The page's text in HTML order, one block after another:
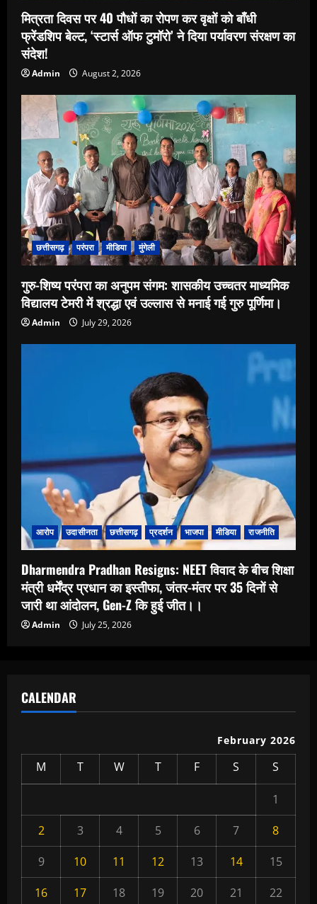
मित्रता दिवस पर 40 पौधों का रोपण कर वृक्षों को बाँधी
फ्रेंडशिप बेल्ट, ‘स्टार्स ऑफ टुमॉरो’ ने दिया पर्यावरण संरक्षण का
संदेश!
Admin August 2, 2026
छत्तीसगढ़ परंपरा मीडिया मुंगेली
गुरु-शिष्य परंपरा का अनुपम संगम: शासकीय उच्चतर माध्यमिक
विद्यालय टेमरी में श्रद्धा एवं उल्लास से मनाई गई गुरु पूर्णिमा।
Admin July 29, 2026
आरोप उदासीनता छत्तीसगढ़ प्रदर्शन भाजपा मीडिया राजनीति
Dharmendra Pradhan Resigns: NEET विवाद के बीच शिक्षा
मंत्री धर्मेंद्र प्रधान का इस्तीफा, जंतर-मंतर पर 35 दिनों से
जारी था आंदोलन, Gen-Z कि हुई जीत।।
Admin July 25, 2026
CALENDAR
February 2026
M T W T F S S
1
2
3 4 5 6 7
8
9
10 11 12 13 14
15
16
17 18 19 20 21 22